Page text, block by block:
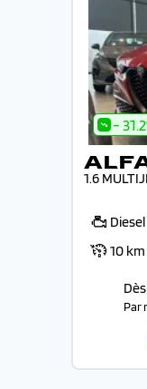
-
1.6
Diesel
10 km
Dès
Par